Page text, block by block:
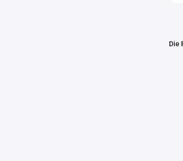
Die